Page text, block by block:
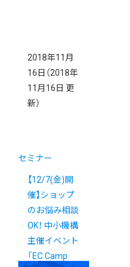
2018年11月
16日 （2018年
11月16日 更
新）
セミナー
【12/7(金)開
催】ショップ
のお悩み相談
OK！ 中小機構
主催イベント
「EC Camp